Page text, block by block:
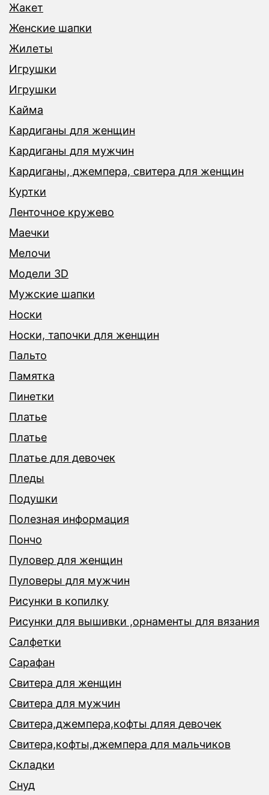
Жакет
Женские шапки
Жилеты
Игрушки
Игрушки
Кайма
Кардиганы для женщин
Кардиганы для мужчин
Кардиганы, джемпера, свитера для женщин
Куртки
Ленточное кружево
Маечки
Мелочи
Модели 3D
Мужские шапки
Носки
Носки, тапочки для женщин
Пальто
Памятка
Пинетки
Платье
Платье
Платье для девочек
Пледы
Подушки
Полезная информация
Пончо
Пуловер для женщин
Пуловеры для мужчин
Рисунки в копилку
Рисунки для вышивки ,орнаменты для вязания
Салфетки
Сарафан
Свитера для женщин
Свитера для мужчин
Свитера,джемпера,кофты дляя девочек
Свитера,кофты,джемпера для мальчиков
Складки
Снуд